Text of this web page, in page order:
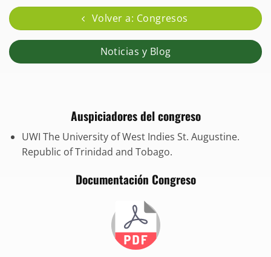
Volver a: Congresos
Noticias y Blog
Auspiciadores del congreso
UWI The University of West Indies St. Augustine.
Republic of Trinidad and Tobago.
Documentación Congreso